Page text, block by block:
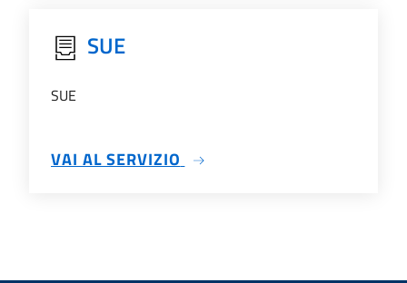
SUE
SUE
VAI AL SERVIZIO SU SUE